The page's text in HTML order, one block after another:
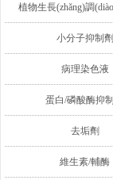
植物生長(zhǎng)調
小分子抑制劑
病理染色液
蛋白/磷酸酶抑
去垢劑
維生素/輔酶